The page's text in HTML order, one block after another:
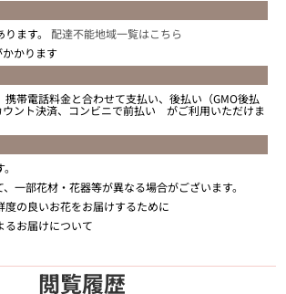
ます。 配達不能地域一覧はこちら
かります
携帯電話料金と合わせて支払い、後払い（GMO後払
ウント決済、コンビニで前払い がご利用いただけま
一部花材・花器等が異なる場合がございます。
度の良いお花をお届けするために
るお届けについて
閲覧履歴